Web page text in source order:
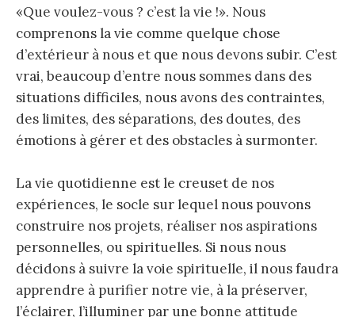
«Que voulez-vous ? c’est la vie !». Nous
comprenons la vie comme quelque chose
d’extérieur à nous et que nous devons subir. C’est
vrai, beaucoup d’entre nous sommes dans des
situations difficiles, nous avons des contraintes,
des limites, des séparations, des doutes, des
émotions à gérer et des obstacles à surmonter.
La vie quotidienne est le creuset de nos
expériences, le socle sur lequel nous pouvons
construire nos projets, réaliser nos aspirations
personnelles, ou spirituelles. Si nous nous
décidons à suivre la voie spirituelle, il nous faudra
apprendre à purifier notre vie, à la préserver,
l’éclairer, l’illuminer par une bonne attitude